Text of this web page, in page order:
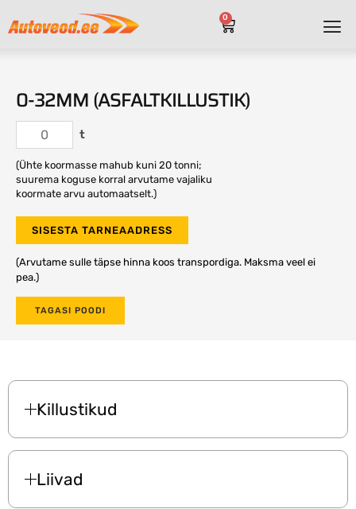
0
0-32MM (ASFALTKILLUSTIK)
t
(Ühte koormasse mahub kuni 20 tonni;
suurema koguse korral arvutame vajaliku
koormate arvu automaatselt.)
SISESTA TARNEAADRESS
(Arvutame sulle täpse hinna koos transpordiga. Maksma veel ei
pea.)
TAGASI POODI
Killustikud
Liivad